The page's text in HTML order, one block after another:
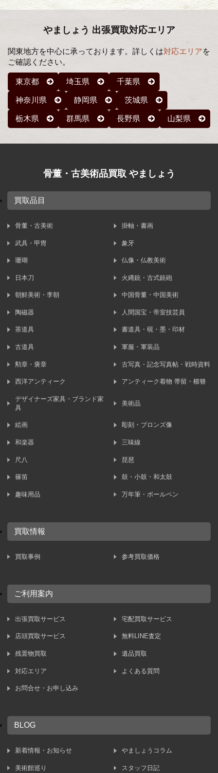
イ
やましょう 出張買取対応エリア
関東地方を中心に承っております。詳しくは対応エリアを
ご確認ください。
東京都 埼玉県 千葉県
神奈川県 静岡県 茨城県
栃木県 群馬県 長野県 山梨県
骨董・古美術品買取 やましょう
買取品目
骨董・古美術 掛軸・書画
武具・甲冑 象牙
珊瑚 仏像・仏教美術
日本刀 火縄銃・古式銃砲
朝鮮美術・李朝 中国骨董・中国美術
陶磁器 人間国宝・帝室技芸員
茶道具 書道具・硯・墨・印材
古道具 軍服・軍装品
勲章・褒章 古写真・記念写真帖・戦時資料
西洋アンティーク アンティーク着物 帯留・櫛簪
デザイナーズ家具・ブランド家
具
美術品
絵画 彫刻・ブロンズ像
和楽器 三味線
尺八 琵琶
篠笛 鼓・小鼓・和太鼓
趣味用品 万年筆・ボールペン
買取情報
買取事例 参考買取価格
ご利用案内
出張買取サービス 宅配買取サービス
店頭買取サービス 無料LINE査定
残置物買取 遺品買取
対応エリア よくある質問
お問合せ・お申し込み
BLOG
新着情報・お知らせ やましょうコラム
美術館巡り スタッフ日記